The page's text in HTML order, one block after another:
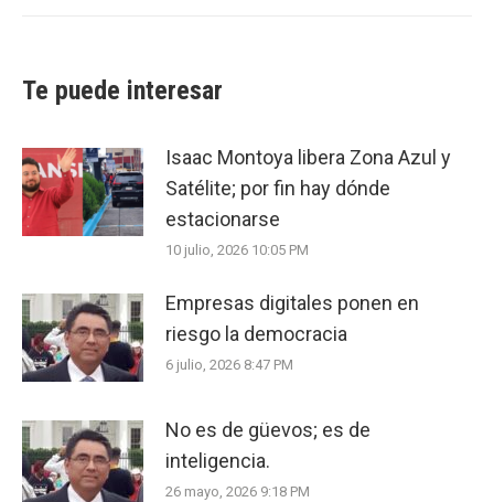
Te puede interesar
Isaac Montoya libera Zona Azul y
Satélite; por fin hay dónde
estacionarse
10 julio, 2026 10:05 PM
Empresas digitales ponen en
riesgo la democracia
6 julio, 2026 8:47 PM
No es de güevos; es de
inteligencia.
26 mayo, 2026 9:18 PM